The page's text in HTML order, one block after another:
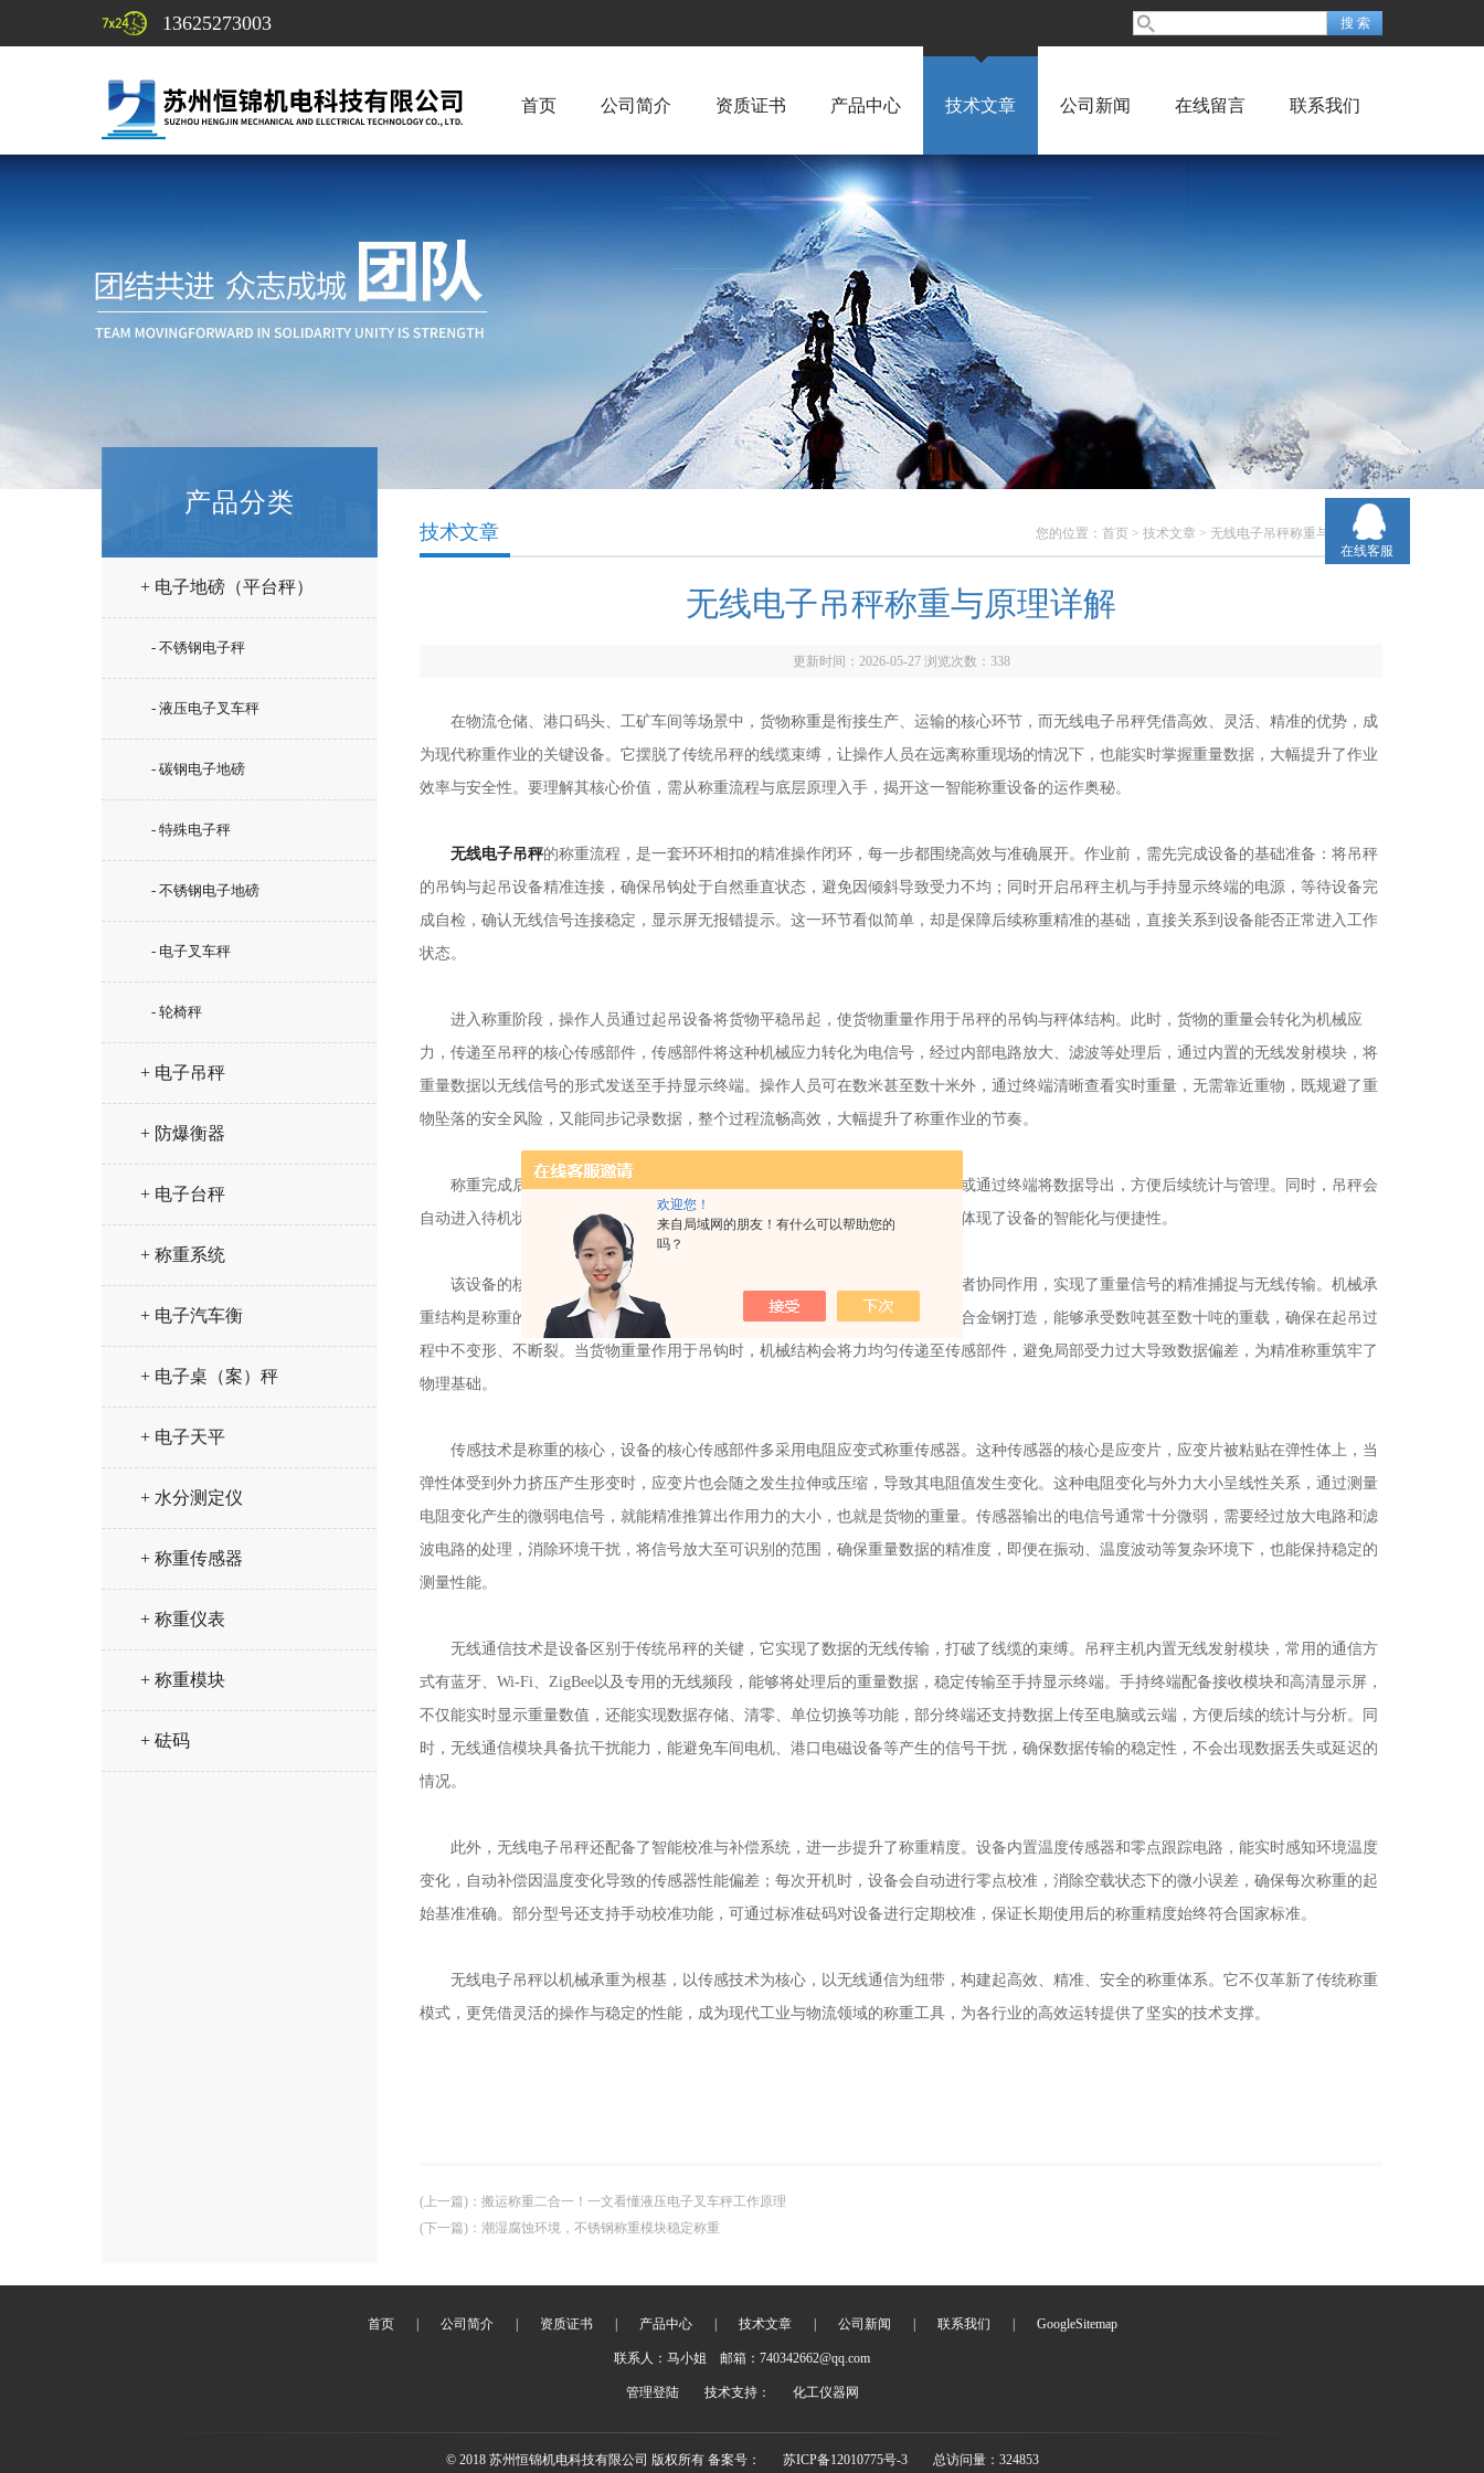
欢迎您！
来自局域网的朋友！有什么可以帮助您的
吗？
13625273003
首页 公司简介 资质证书 产品中心 技术文章 公司新闻 在线留言 联系我们
产品分类
+ 电子地磅（平台秤）
- 不锈钢电子秤
- 液压电子叉车秤
- 碳钢电子地磅
- 特殊电子秤
- 不锈钢电子地磅
- 电子叉车秤
- 轮椅秤
+ 电子吊秤
+ 防爆衡器
+ 电子台秤
+ 称重系统
+ 电子汽车衡
+ 电子桌（案）秤
+ 电子天平
+ 水分测定仪
+ 称重传感器
+ 称重仪表
+ 称重模块
+ 砝码
您的位置： 首页 > 技术文章 > 无线电子吊秤称重与原理详解
技术文章
无线电子吊秤称重与原理详解
更新时间：2026-05-27 浏览次数： 338
在物流仓储、港口码头、工矿车间等场景中，货物称重是衔接生产、运输的核心环节，而无线电子吊秤凭借高效、灵活、精准的优势，成
为现代称重作业的关键设备。它摆脱了传统吊秤的线缆束缚，让操作人员在远离称重现场的情况下，也能实时掌握重量数据，大幅提升了作业
效率与安全性。要理解其核心价值，需从称重流程与底层原理入手，揭开这一智能称重设备的运作奥秘。
无线电子吊秤的称重流程，是一套环环相扣的精准操作闭环，每一步都围绕高效与准确展开。作业前，需先完成设备的基础准备：将吊秤
的吊钩与起吊设备精准连接，确保吊钩处于自然垂直状态，避免因倾斜导致受力不均；同时开启吊秤主机与手持显示终端的电源，等待设备完
成自检，确认无线信号连接稳定，显示屏无报错提示。这一环节看似简单，却是保障后续称重精准的基础，直接关系到设备能否正常进入工作
状态。
进入称重阶段，操作人员通过起吊设备将货物平稳吊起，使货物重量作用于吊秤的吊钩与秤体结构。此时，货物的重量会转化为机械应
力，传递至吊秤的核心传感部件，传感部件将这种机械应力转化为电信号，经过内部电路放大、滤波等处理后，通过内置的无线发射模块，将
重量数据以无线信号的形式发送至手持显示终端。操作人员可在数米甚至数十米外，通过终端清晰查看实时重量，无需靠近重物，既规避了重
物坠落的安全风险，又能同步记录数据，整个过程流畅高效，大幅提升了称重作业的节奏。
称重完成后，操作人员可操控手持终端发出指令，控制吊秤主机存储数据，或通过终端将数据导出，方便后续统计与管理。同时，吊秤会
自动进入待机状态，等待下一次称重任务，整个流程无需复杂的人工干预，充分体现了设备的智能化与便捷性。
该设备的核心原理，是机械结构、传感技术与无线通信技术的深度融合，三者协同作用，实现了重量信号的精准捕捉与无线传输。机械承
重结构是称重的基础载体，由高强度吊钩、秤体框架和传力部件组成，采用优质合金钢打造，能够承受数吨甚至数十吨的重载，确保在起吊过
程中不变形、不断裂。当货物重量作用于吊钩时，机械结构会将力均匀传递至传感部件，避免局部受力过大导致数据偏差，为精准称重筑牢了
物理基础。
传感技术是称重的核心，设备的核心传感部件多采用电阻应变式称重传感器。这种传感器的核心是应变片，应变片被粘贴在弹性体上，当
弹性体受到外力挤压产生形变时，应变片也会随之发生拉伸或压缩，导致其电阻值发生变化。这种电阻变化与外力大小呈线性关系，通过测量
电阻变化产生的微弱电信号，就能精准推算出作用力的大小，也就是货物的重量。传感器输出的电信号通常十分微弱，需要经过放大电路和滤
波电路的处理，消除环境干扰，将信号放大至可识别的范围，确保重量数据的精准度，即便在振动、温度波动等复杂环境下，也能保持稳定的
测量性能。
无线通信技术是设备区别于传统吊秤的关键，它实现了数据的无线传输，打破了线缆的束缚。吊秤主机内置无线发射模块，常用的通信方
式有蓝牙、Wi-Fi、ZigBee以及专用的无线频段，能够将处理后的重量数据，稳定传输至手持显示终端。手持终端配备接收模块和高清显示屏，
不仅能实时显示重量数值，还能实现数据存储、清零、单位切换等功能，部分终端还支持数据上传至电脑或云端，方便后续的统计与分析。同
时，无线通信模块具备抗干扰能力，能避免车间电机、港口电磁设备等产生的信号干扰，确保数据传输的稳定性，不会出现数据丢失或延迟的
情况。
此外，无线电子吊秤还配备了智能校准与补偿系统，进一步提升了称重精度。设备内置温度传感器和零点跟踪电路，能实时感知环境温度
变化，自动补偿因温度变化导致的传感器性能偏差；每次开机时，设备会自动进行零点校准，消除空载状态下的微小误差，确保每次称重的起
始基准准确。部分型号还支持手动校准功能，可通过标准砝码对设备进行定期校准，保证长期使用后的称重精度始终符合国家标准。
无线电子吊秤以机械承重为根基，以传感技术为核心，以无线通信为纽带，构建起高效、精准、安全的称重体系。它不仅革新了传统称重
模式，更凭借灵活的操作与稳定的性能，成为现代工业与物流领域的称重工具，为各行业的高效运转提供了坚实的技术支撑。
(上一篇) ： 搬运称重二合一！一文看懂液压电子叉车秤工作原理
(下一篇) ： 潮湿腐蚀环境，不锈钢称重模块稳定称重
首页 公司简介 资质证书 产品中心 技术文章 公司新闻 联系我们 GoogleSitemap
联系人：马小姐 邮箱：740342662@qq.com
管理登陆 技术支持： 化工仪器网
© 2018 苏州恒锦机电科技有限公司 版权所有 备案号： 苏ICP备12010775号-3 总访问量：324853
在线客服